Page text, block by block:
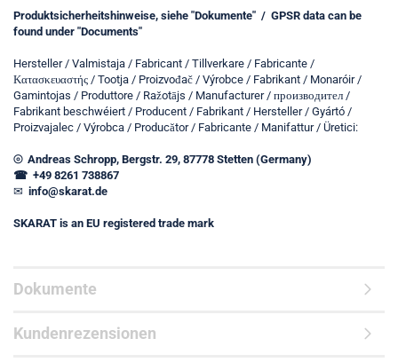
Produktsicherheitshinweise, siehe "Dokumente" / GPSR data can be
found under "Documents"
Hersteller / Valmistaja / Fabricant / Tillverkare / Fabricante /
Κατασκευαστής / Tootja / Proizvođač / Výrobce / Fabrikant / Monaróir /
Gamintojas / Produttore / Ražotājs / Manufacturer / производител /
Fabrikant beschwéiert / Producent / Fabrikant / Hersteller / Gyártó /
Proizvajalec / Výrobca / Producător / Fabricante / Manifattur / Üretici:
⦾ Andreas Schropp, Bergstr. 29, 87778 Stetten (Germany)
☎ +49 8261 738867
✉ info@skarat.de
SKARAT is an EU registered trade mark
Dokumente
Kundenrezensionen